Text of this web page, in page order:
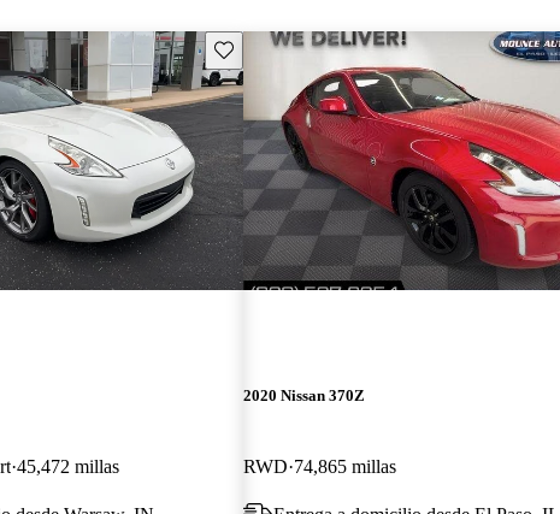
Guarda este Aviso
45,472 millas
2020 Nissan 370Z
RWD 74,865 millas